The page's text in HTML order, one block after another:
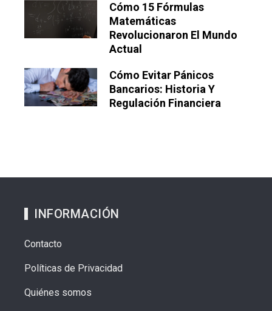
Cómo 15 Fórmulas
Matemáticas
Revolucionaron El Mundo
Actual
Cómo Evitar Pánicos
Bancarios: Historia Y
Regulación Financiera
INFORMACIÓN
Contacto
Políticas de Privacidad
Quiénes somos